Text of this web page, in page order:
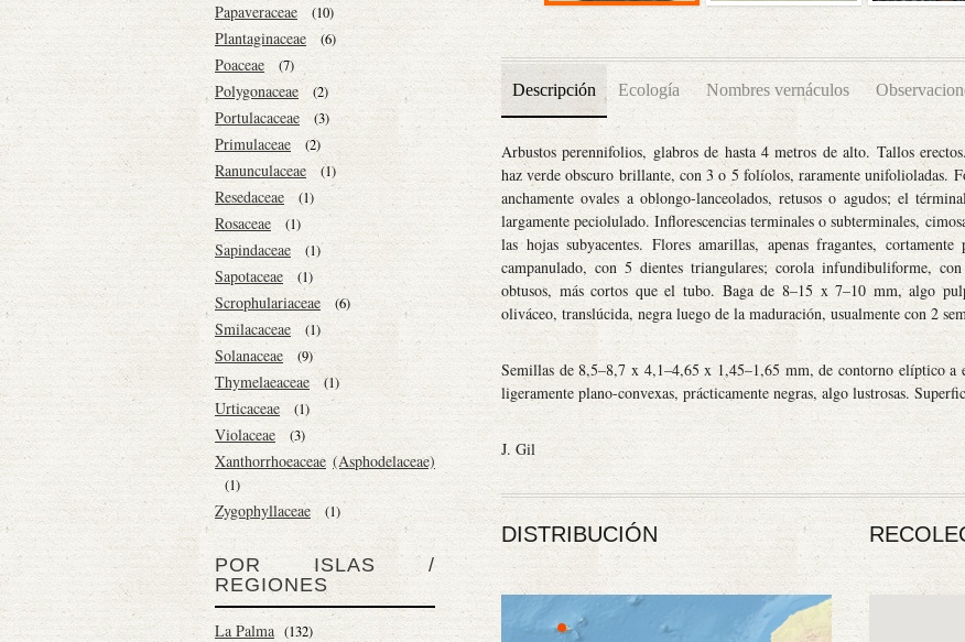
Papaveraceae (10)
Plantaginaceae (6)
Poaceae (7)
Polygonaceae (2)
Portulacaceae (3)
Primulaceae (2)
Ranunculaceae (1)
Resedaceae (1)
Rosaceae (1)
Sapindaceae (1)
Sapotaceae (1)
Scrophulariaceae (6)
Smilacaceae (1)
Solanaceae (9)
Thymelaeaceae (1)
Urticaceae (1)
Violaceae (3)
Xanthorrhoeaceae (Asphodelaceae)
(1)
Zygophyllaceae (1)
POR ISLAS /
REGIONES
La Palma (132)
Descripción Ecología Nombres vernáculos
Arbustos perennifolios, glabros de hasta 4 metros de alto. Tallos
haz verde obscuro brillante, con 3 o 5 folíolos, raramente unifolioladas.
anchamente ovales a oblongo-lanceolados, retusos o agudos; el
largamente peciolulado. Inflorescencias terminales o subterminales,
las hojas subyacentes. Flores amarillas, apenas fragantes,
campanulado, con 5 dientes triangulares; corola infundibuliforme,
obtusos, más cortos que el tubo. Baga de 8–15 x 7–10 mm, algo
oliváceo, translúcida, negra luego de la maduración, usualmente con 2
Semillas de 8,5–8,7 x 4,1–4,65 x 1,45–1,65 mm, de contorno elíptico a
ligeramente plano-convexas, prácticamente negras, algo lustrosas.
J. Gil
DISTRIBUCIÓN